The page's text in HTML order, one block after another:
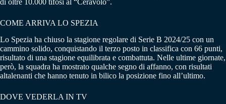
COME ARRIVA LO SPEZIA
Lo Spezia ha chiuso la stagione regolare di Serie B 2024/25 con un
cammino solido, conquistando il terzo posto in classifica con 66 punti,
risultato di una stagione equilibrata e combattuta. Nelle ultime giornate,
però, la squadra ha mostrato qualche segno di affanno, con risultati
altalenanti che hanno tenuto in bilico la posizione fino all’ultimo.
DOVE VEDERLA IN TV